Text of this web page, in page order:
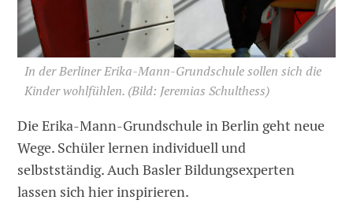
In der Berliner Erika-Mann-Grundschule sollen sich die
Kinder wohl­fühlen. (Bild: Jeremias Schulthess)
Die Erika-Mann-Grundschule in Berlin geht neue
Wege. Schüler lernen individuell und
selbstständig. Auch Basler Bildungsexperten
lassen sich hier inspirieren.